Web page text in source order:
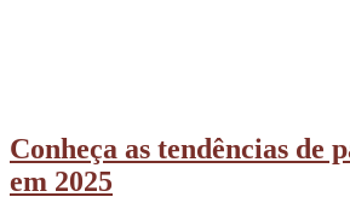
Conheça as tendências de
em 2025